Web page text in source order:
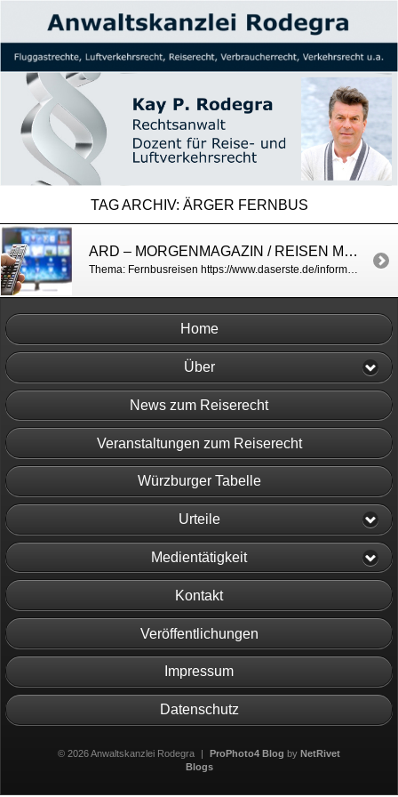
TAG ARCHIV: ÄRGER FERNBUS
ARD – MORGENMAGAZIN / REISEN MIT DEM FERNBUS
Thema: Fernbusreisen https://www.daserste.de/information/politik-weltgeschehen/morgenmagazin/videos/service-busreisen_140619_mediathek_-100.html
Home
Über
News zum Reiserecht
Veranstaltungen zum Reiserecht
Würzburger Tabelle
Urteile
Medientätigkeit
Kontakt
Veröffentlichungen
Impressum
Datenschutz
© 2026 Anwaltskanzlei Rodegra | ProPhoto4 Blog by NetRivet
Blogs